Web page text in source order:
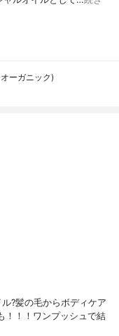
ーガニック)
?髪の毛からボディケア
！！！ワンプッシュで結